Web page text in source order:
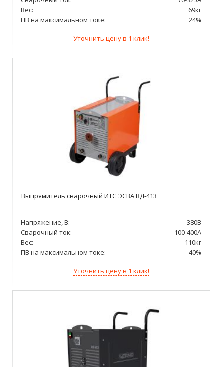
Вес:
69кг
ПВ на максимальном токе:
24%
Уточнить цену в 1 клик!
Выпрямитель сварочный ИТС ЭСВА ВД-413
Напряжение, В:
380В
Сварочный ток:
100-400А
Вес:
110кг
ПВ на максимальном токе:
40%
Уточнить цену в 1 клик!